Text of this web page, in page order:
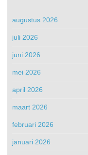
augustus 2026
juli 2026
juni 2026
mei 2026
april 2026
maart 2026
februari 2026
januari 2026